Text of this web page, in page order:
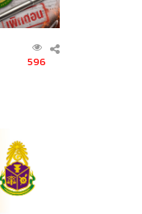
596